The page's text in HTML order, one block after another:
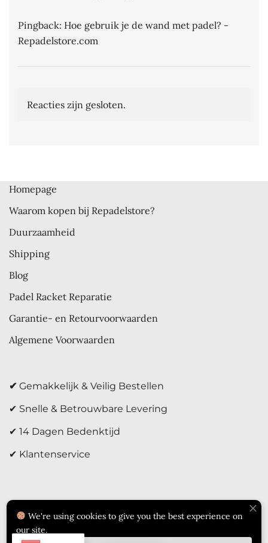
Pingback: Hoe gebruik je de wand met padel? -
Repadelstore.com
Reacties zijn gesloten.
Homepage
Waarom kopen bij Repadelstore?
Duurzaamheid
Shipping
Blog
Padel Racket Reparatie
Garantie- en Retourvoorwaarden
Algemene Voorwaarden
✔ Gemakkelijk & Veilig Bestellen
✔ Snelle & Betrouwbare Levering
✔ 14 Dagen Bedenktijd
✔ Klantenservice
We're using cookies to give you the best experience on
our site.